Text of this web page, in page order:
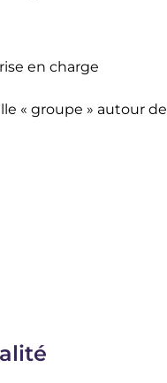
en charge
« groupe » autour de